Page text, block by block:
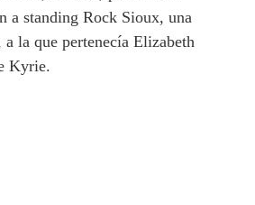
a standing Rock Sioux, una
la que pertenecía Elizabeth
Kyrie.